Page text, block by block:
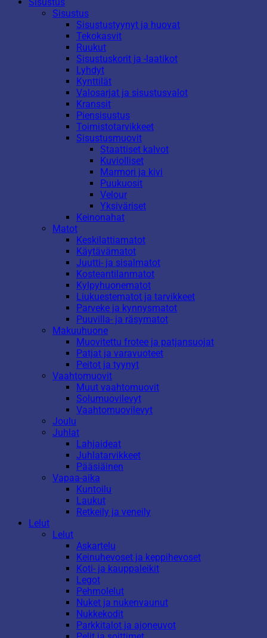
Sisustus
Sisustustyynyt ja huovat
Tekokasvit
Ruukut
Sisustuskorit ja -laatikot
Lyhdyt
Kynttilät
Valosarjat ja sisustusvalot
Kranssit
Piensisustus
Toimistotarvikkeet
Sisustusmuovit
Staattiset kalvot
Kuviolliset
Marmori ja kivi
Puukuosit
Velour
Yksiväriset
Keinonahat
Matot
Keskilattiamatot
Käytävämatot
Juutti- ja sisalmatot
Kosteantilanmatot
Kylpyhuonematot
Liukuestematot ja tarvikkeet
Parveke ja kynnysmatot
Puuvilla- ja räsymatot
Makuuhuone
Muovitettu frotee ja patjansuojat
Patjat ja varavuoteet
Peitot ja tyynyt
Vaahtomuovit
Muut vaahtomuovit
Solumuovilevyt
Vaahtomuovilevyt
Joulu
Juhlat
Lahjaideat
Juhlatarvikkeet
Pääsiäinen
Vapaa-aika
Kuntoilu
Laukut
Retkeily ja veneily
Lelut
Lelut
Askartelu
Keinuhevoset ja keppihevoset
Koti- ja kauppaleikit
Legot
Pehmolelut
Nuket ja nukenvaunut
Nukkekodit
Parkkitalot ja ajoneuvot